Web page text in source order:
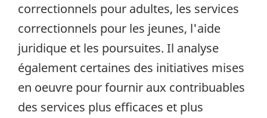
correctionnels pour adultes, les services
correctionnels pour les jeunes, l'aide
juridique et les poursuites. Il analyse
également certaines des initiatives mises
en oeuvre pour fournir aux contribuables
des services plus efficaces et plus